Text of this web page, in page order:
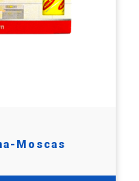
Moscas